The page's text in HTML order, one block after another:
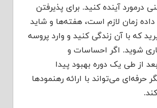
درمورد آینده کنید. برای پذیرفتن
زمان لازم است، هفته‌ها و شاید
که با آن زندگی کنید و وارد پروسه
شوید. اگر احساسات و
از طی یک دوره بهبود پیدا
حرفه‌ای می‌تواند با ارائه رهنمودها